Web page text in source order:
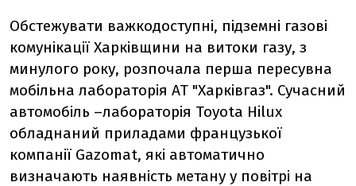
Обстежувати важкодоступні, підземні газові
комунікації Харківщини на витоки газу, з
минулого року, розпочала перша пересувна
мобільна лабораторія АТ "Харківгаз". Сучасний
автомобіль –лабораторія Toyota Hilux
обладнаний приладами французької
компанії Gazomat, які автоматично
визначають наявність метану у повітрі на